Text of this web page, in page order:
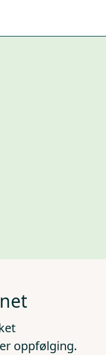
oppfølging.